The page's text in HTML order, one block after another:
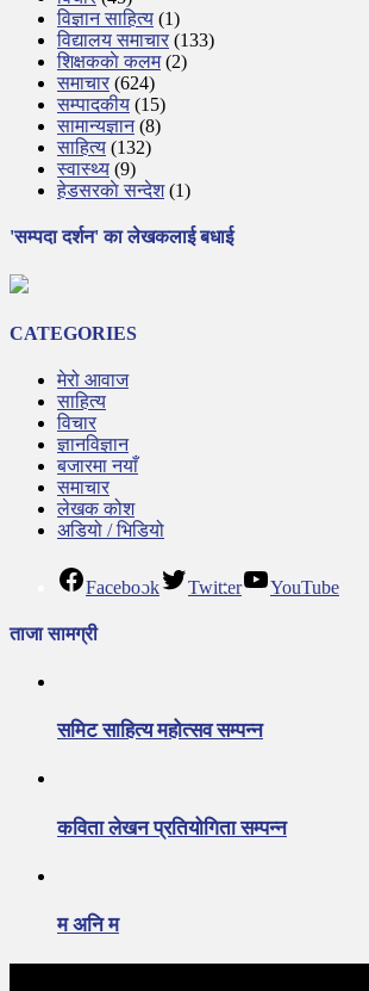
विज्ञान साहित्य (1)
विद्यालय समाचार (133)
शिक्षककाे कलम(2)
समाचार (624)
सम्पादकीय (15)
सामान्यज्ञान(8)
साहित्य (132)
स्वास्थ्य (9)
हेडसरकाे सन्देश(1)
'सम्पदा दर्शन' का लेखकलाई बधाई
CATEGORIES
मेरो आवाज
साहित्य
विचार
ज्ञानविज्ञान
बजारमा नयाँ
समाचार
लेखक कोश
अडियो / भिडियो
Facebook Twitter YouTube
ताजा सामग्री
समिट साहित्य महोत्सव सम्पन्न
कविता लेखन प्रतियोगिता सम्पन्न
म अनि म